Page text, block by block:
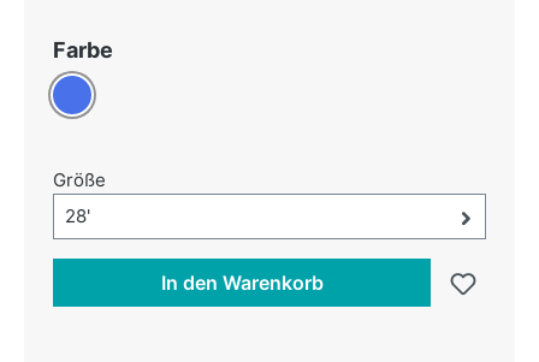
Farbe
Blau
Größe
Größe-Auswahl öffnen, aktuell ausgewählt:
28'
In den Warenkorb